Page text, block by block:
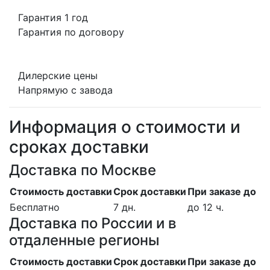
Гарантия 1 год
Гарантия по договору
Дилерские цены
Напрямую с завода
Информация о стоимости и
сроках доставки
Доставка по Москве
Стоимость доставкиСрок доставки При заказе до
Бесплатно
7 дн. до 12 ч.
Доставка по России и в
отдаленные регионы
Стоимость доставкиСрок доставки При заказе до